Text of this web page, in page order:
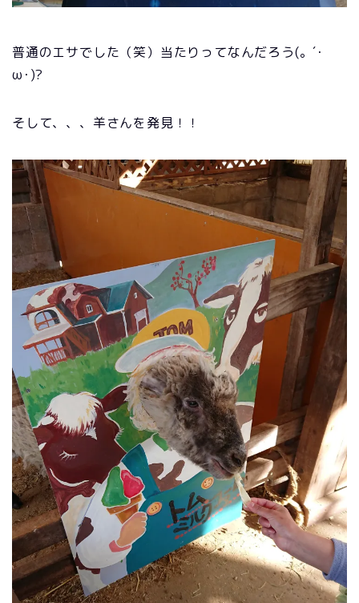
普通のエサでした（笑）当たりってなんだろう(。´･
ω･)?
そして、、、羊さんを発見！！